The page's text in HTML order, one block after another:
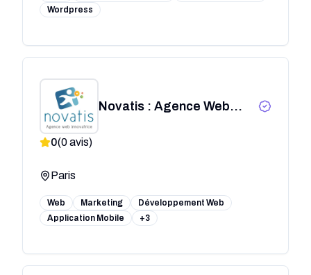
Wordpress
Novatis : Agence Web
0(0avis)
Paris
Web Marketing
Développement Web
Application Mobile
+3